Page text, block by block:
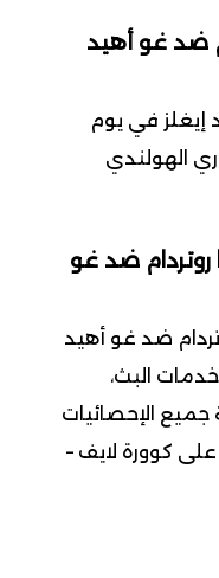
ضد غو أهيد
إيغلز في يوم
الهولندي
روتردام ضد غو
ضد غو أهيد
البث،
جميع الإحصائيات
كوورة لايف –